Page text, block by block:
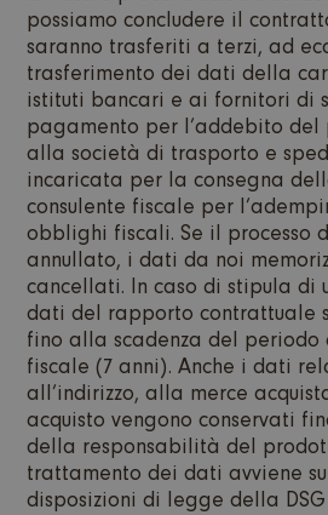
possiamo concludere il
saranno trasferiti a terzi, ad
trasferimento dei dati della
istituti bancari e ai fornitori di
pagamento per l’addebito del
alla società di trasporto e
incaricata per la consegna
consulente fiscale per
obblighi fiscali. Se il processo
annullato, i dati da noi
cancellati. In caso di stipula di
dati del rapporto contrattuale
fino alla scadenza del periodo
fiscale (7 anni). Anche i dati
all’indirizzo, alla merce
acquisto vengono conservati
della responsabilità del
trattamento dei dati avviene
disposizioni di legge della DSG